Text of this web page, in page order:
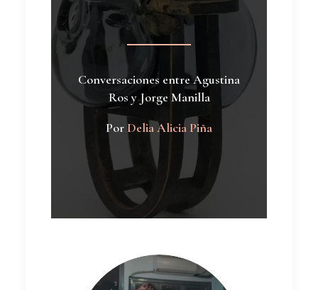
Conversaciones entre Agustina
Ros y Jorge Manilla
PorDelia Alicia Piña